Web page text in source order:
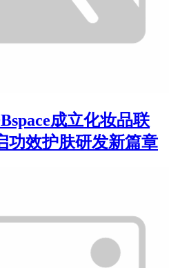
成立化妆品联
功效护肤研发新篇章